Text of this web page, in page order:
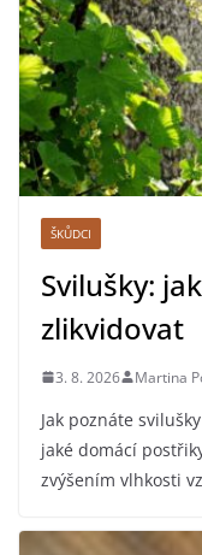
ŠKŮDCI
Svilušky:
zlikvidovat
3. 8. 2026 Martina
Jak poznáte
jaké domácí
zvýšením vlhkosti